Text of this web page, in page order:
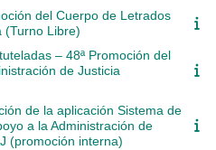
del Cuerpo de Letrados
(Turno Libre)
– 48ª Promoción del
de Justicia
de la aplicación Sistema de
a la Administración de
(promoción interna)